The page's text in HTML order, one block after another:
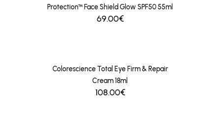
Protection™ Face Shield Glow SPF50 55ml
69.00€
Colorescience Total Eye Firm & Repair
Cream 18ml
108.00€